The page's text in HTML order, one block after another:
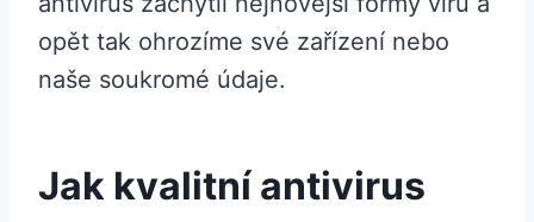
opět tak ohrozíme své zařízení nebo
naše soukromé údaje.
Jak kvalitní antivirus